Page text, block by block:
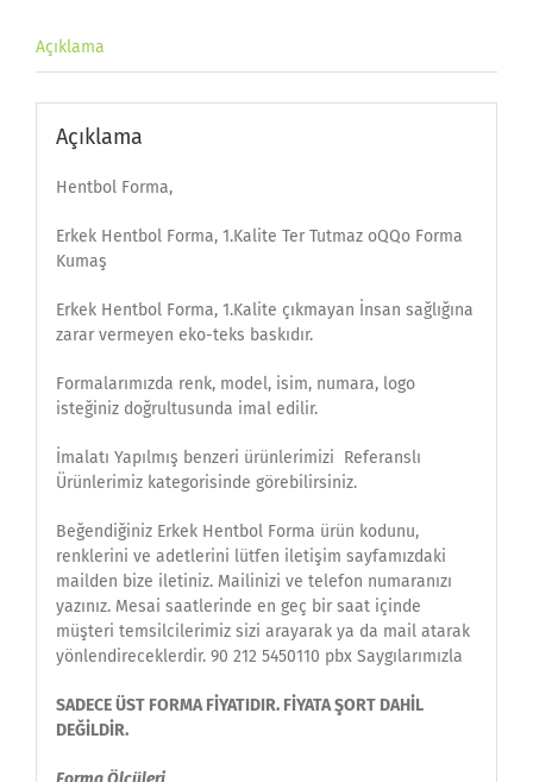
Açıklama
Açıklama
Hentbol Forma,
Erkek Hentbol Forma, 1.Kalite Ter Tutmaz oQQo Forma
Kumaş
Erkek Hentbol Forma, 1.Kalite çıkmayan İnsan sağlığına
zarar vermeyen eko-teks baskıdır.
Formalarımızda renk, model, isim, numara, logo
isteğiniz doğrultusunda imal edilir.
İmalatı Yapılmış benzeri ürünlerimizi Referanslı
Ürünlerimiz kategorisinde görebilirsiniz.
Beğendiğiniz Erkek Hentbol Forma ürün kodunu,
renklerini ve adetlerini lütfen iletişim sayfamızdaki
mailden bize iletiniz. Mailinizi ve telefon numaranızı
yazınız. Mesai saatlerinde en geç bir saat içinde
müşteri temsilcilerimiz sizi arayarak ya da mail atarak
yönlendireceklerdir. 90 212 5450110 pbx Saygılarımızla
SADECE ÜST FORMA FİYATIDIR. FİYATA ŞORT DAHİL
DEĞİLDİR.